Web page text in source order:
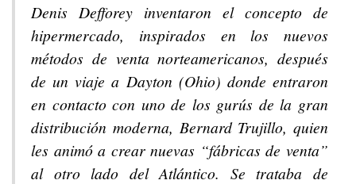
Denis Defforey inventaron el concepto de
hipermercado, inspirados en los nuevos
métodos de venta norteamericanos, después
de un viaje a Dayton (Ohio) donde entraron
en contacto con uno de los gurús de la gran
distribución moderna, Bernard Trujillo, quien
les animó a crear nuevas “fábricas de venta”
al otro lado del Atlántico. Se trataba de